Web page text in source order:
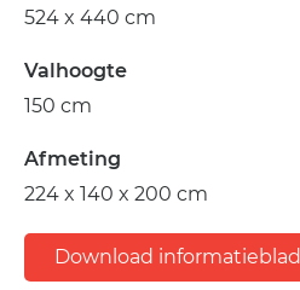
524 x 440 cm
Valhoogte
150 cm
Afmeting
224 x 140 x 200 cm
Download informatieblad